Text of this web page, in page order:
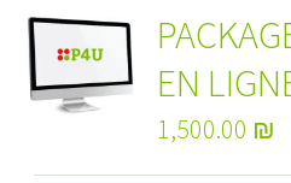
EN
1,500.00 ₪